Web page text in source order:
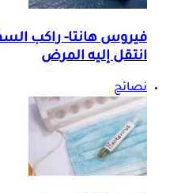
فيروس هانتا- راكب
انتقل إليه المرض
نصائح